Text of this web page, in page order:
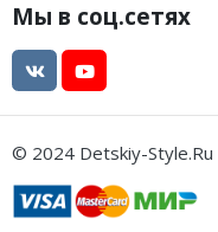
Мы в соц.сетях
© 2024 Detskiy-Style.Ru